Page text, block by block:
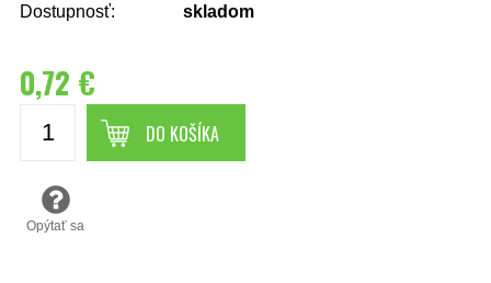
Dostupnosť:
skladom
0,72 €
DO KOŠÍKA
Opýtať sa